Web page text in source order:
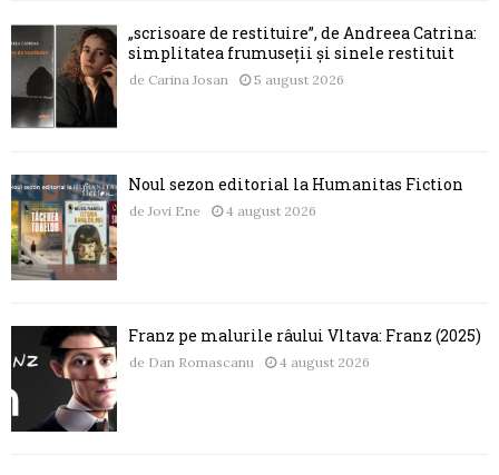
„scrisoare de restituire”, de Andreea Catrina:
simplitatea frumuseții și sinele restituit
de Carina Josan 5 august 2026
Noul sezon editorial la Humanitas Fiction
de Jovi Ene 4 august 2026
Franz pe malurile râului Vltava: Franz (2025)
de Dan Romascanu 4 august 2026